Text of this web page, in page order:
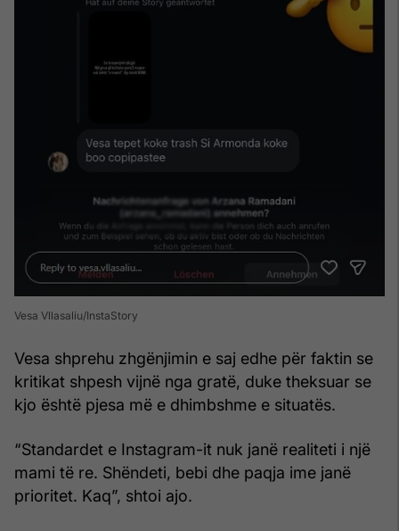
Vesa Vllasaliu/InstaStory
Vesa shprehu zhgënjimin e saj edhe për faktin se
kritikat shpesh vijnë nga gratë, duke theksuar se
kjo është pjesa më e dhimbshme e situatës.
“Standardet e Instagram-it nuk janë realiteti i një
mami të re. Shëndeti, bebi dhe paqja ime janë
prioritet. Kaq”, shtoi ajo.